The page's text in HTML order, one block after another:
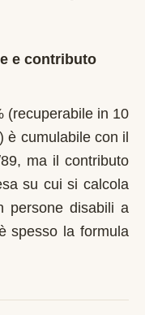
e contributo
(recuperabile in 10
è cumulabile con il
ma il contributo
su cui si calcola
persone disabili a
spesso la formula